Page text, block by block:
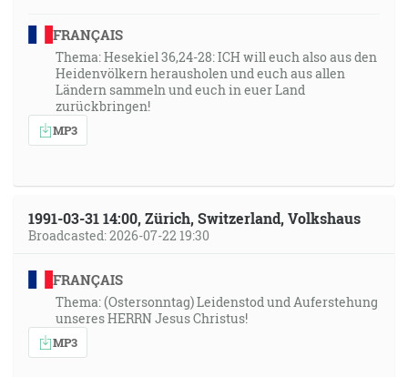
synov Božích. [Rm 8:19]
1:01:36
Lebo koho Pán miluje, toho kázni, a švihá každého,
koho prijíma za syna. [Žd 12:6]
Ak znášate kázeň, Bôh sa vám podáva jako synom.
Lebo kdeže je nejaký syn, ktorého by nekáznil otec?
[Žd 12:7]
1:06:42
Lebo to budú ľudia, ktorí budú milovať seba, milovať
peniaze, chlúbiví, pyšní, rúhaví, rodičom neposlušní,
nevďační, bohaprázdni … [2Tm 3:2]
FRANÇAIS
Thema: Hesekiel 36,24-28: ICH will euch also aus den
Heidenvölkern herausholen und euch aus allen
Ländern sammeln und euch in euer Land
zurückbringen!
MP3
1991-03-31 14:00, Zürich, Switzerland, Volkshaus
Broadcasted: 2026-07-22 19:30
FRANÇAIS
Thema: (Ostersonntag) Leidenstod und Auferstehung
unseres HERRN Jesus Christus!
MP3